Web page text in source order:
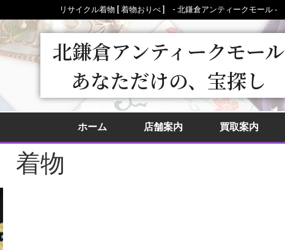
リサイクル着物 [ 着物おりべ ] - 北鎌倉アンティークモール ‐
北鎌倉アンティークモール
あなただけの、宝探し
ホーム 店舗案内 買取案内
着物